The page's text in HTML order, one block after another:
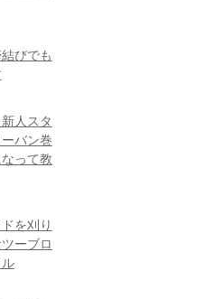
びでも
人スタ
バン巻
って教
を刈り
ーブロ